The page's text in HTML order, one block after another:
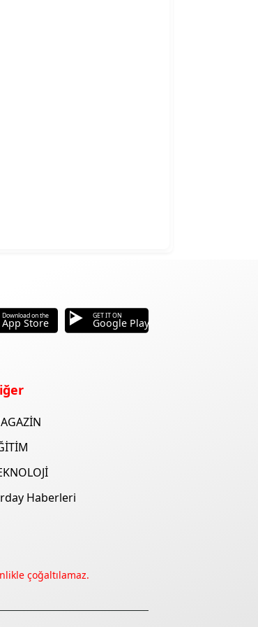
Download on the
App Store
GET IT ON
Google Play
Haberleri
çoğaltılamaz.